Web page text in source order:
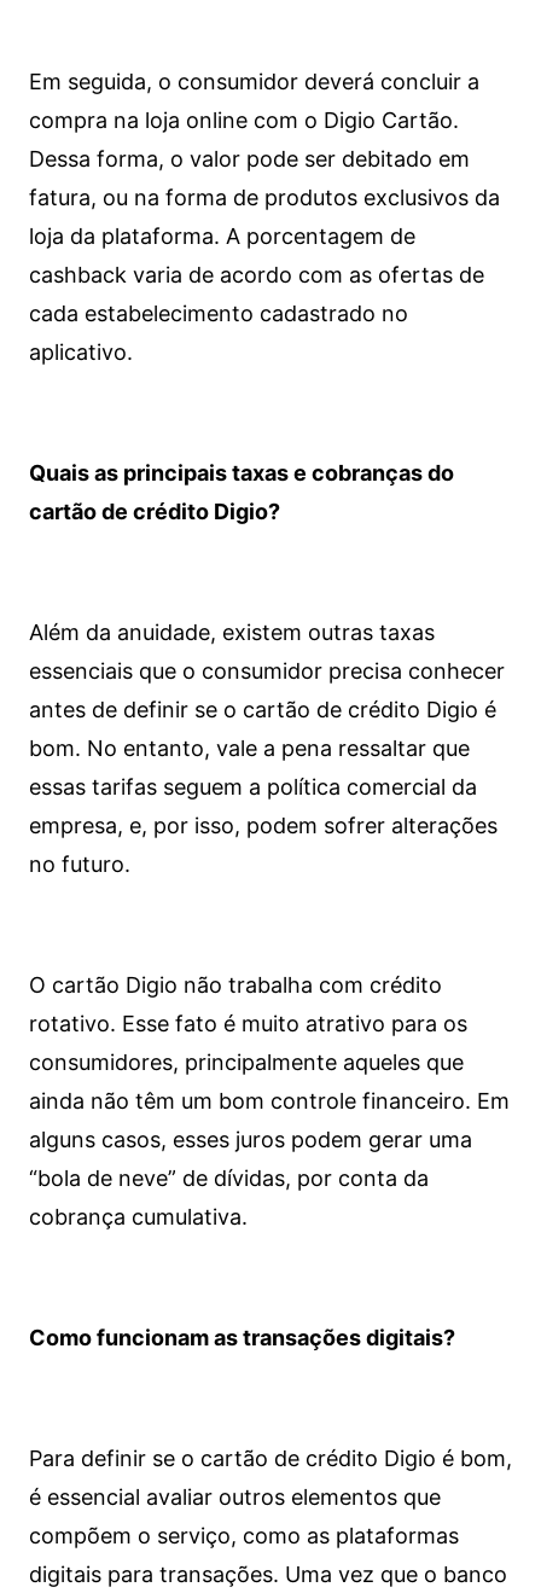
Em seguida, o consumidor deverá concluir a
compra na loja online com o Digio Cartão.
Dessa forma, o valor pode ser debitado em
fatura, ou na forma de produtos exclusivos da
loja da plataforma. A porcentagem de
cashback varia de acordo com as ofertas de
cada estabelecimento cadastrado no
aplicativo.
Quais as principais taxas e cobranças do
cartão de crédito Digio?
Além da anuidade, existem outras taxas
essenciais que o consumidor precisa conhecer
antes de definir se o cartão de crédito Digio é
bom. No entanto, vale a pena ressaltar que
essas tarifas seguem a política comercial da
empresa, e, por isso, podem sofrer alterações
no futuro.
O cartão Digio não trabalha com crédito
rotativo. Esse fato é muito atrativo para os
consumidores, principalmente aqueles que
ainda não têm um bom controle financeiro. Em
alguns casos, esses juros podem gerar uma
“bola de neve” de dívidas, por conta da
cobrança cumulativa.
Como funcionam as transações digitais?
Para definir se o cartão de crédito Digio é bom,
é essencial avaliar outros elementos que
compõem o serviço, como as plataformas
digitais para transações. Uma vez que o banco